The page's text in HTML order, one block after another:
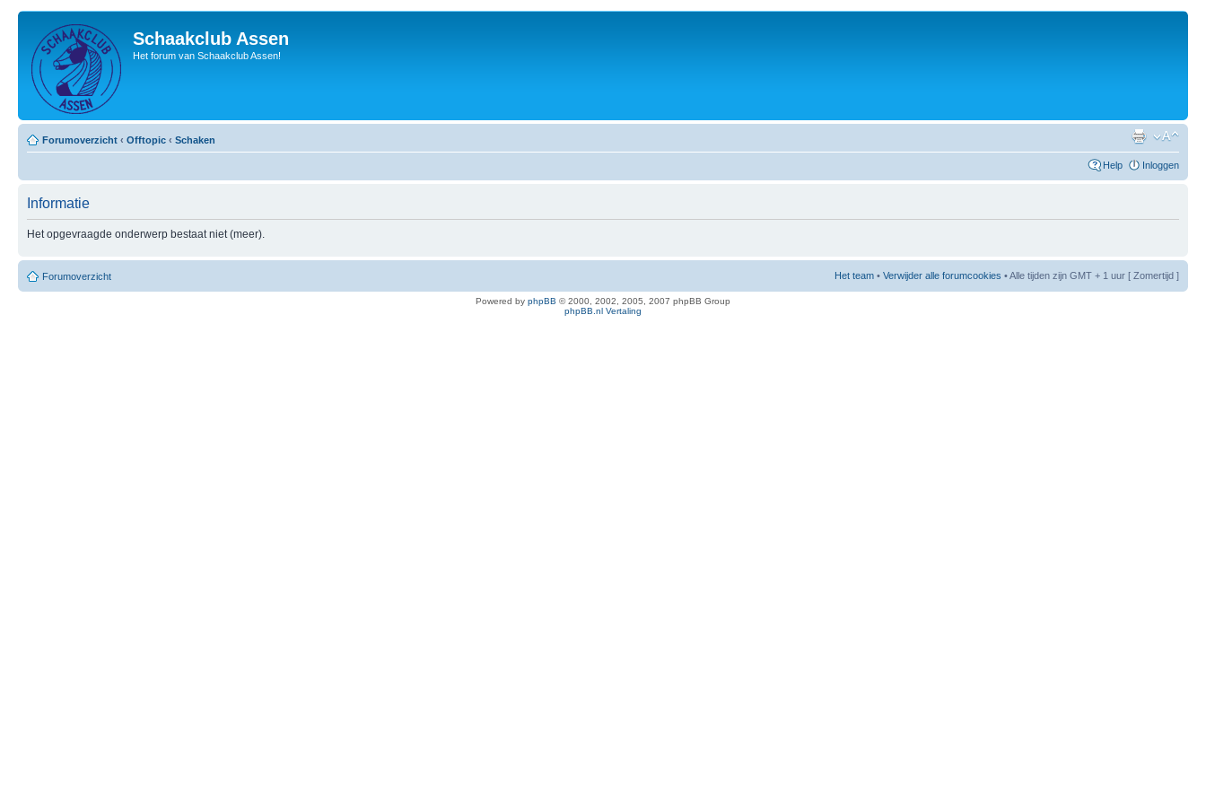
Schaakclub Assen
Het forum van Schaakclub Assen!
Forumoverzicht ‹ Offtopic ‹ Schaken
Help Inloggen
Informatie
Het opgevraagde onderwerp bestaat niet (meer).
Forumoverzicht Het team • Verwijder alle forumcookies • Alle tijden zijn GMT + 1 uur [ Zomertijd ]
Powered by phpBB © 2000, 2002, 2005, 2007 phpBB Group
phpBB.nl Vertaling